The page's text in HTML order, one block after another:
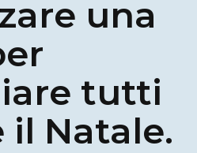
una
tutti
il Natale.